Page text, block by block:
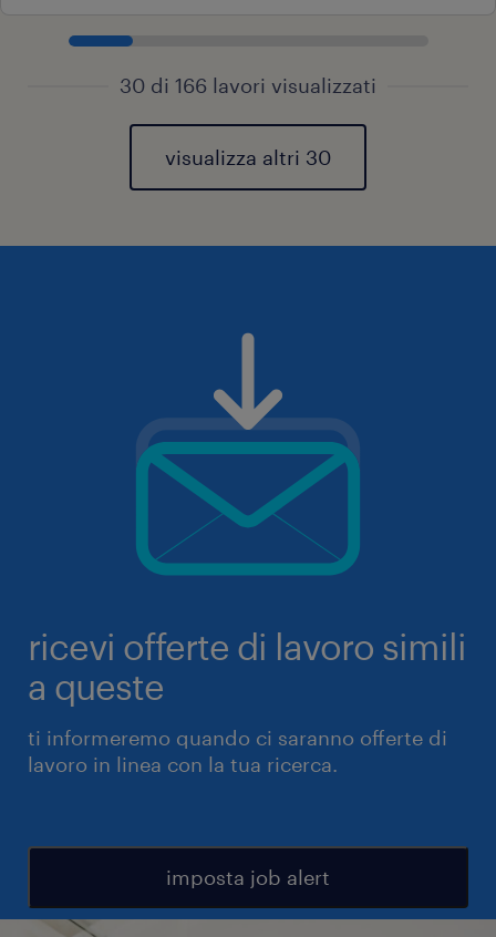
30 di 166 lavori visualizzati
visualizza altri 30
ricevi offerte di lavoro simili
a queste
ti informeremo quando ci saranno offerte di
lavoro in linea con la tua ricerca.
imposta job alert